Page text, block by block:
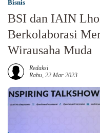
Bisnis
BSI dan IAIN
Berkolaborasi
Wirausaha Muda
Redaksi
Rabu, 22 Mar 2023